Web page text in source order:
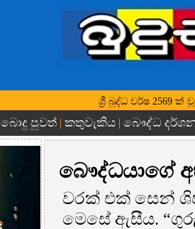
ශ්‍රී බුද්ධ වර්ෂ 2569 ක්
බොදු පුවත්| කතුවැකිය| බෞද්ධ
බෞද්ධයාගේ
වරක් එක් සෙන්
මෙසේ ඇසීය.